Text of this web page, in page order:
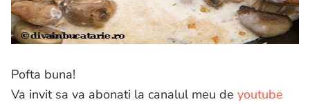
Pofta buna!
Va invit sa va abonati la canalul meu de youtube